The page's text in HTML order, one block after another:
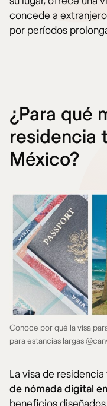
concede a
por períodos
¿Para qué
residencia
México?
Conoce por qué la visa
para estancias largas
La visa de
de nómada digital